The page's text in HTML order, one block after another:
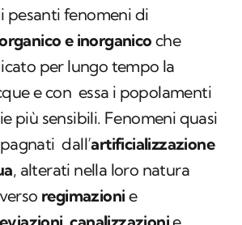
pesanti fenomeni di
e inorganico che
per lungo tempo la
e con essa i popolamenti
più sensibili. Fenomeni quasi
dall’artificializzazione
, alterati nella loro natura
regimazioni e